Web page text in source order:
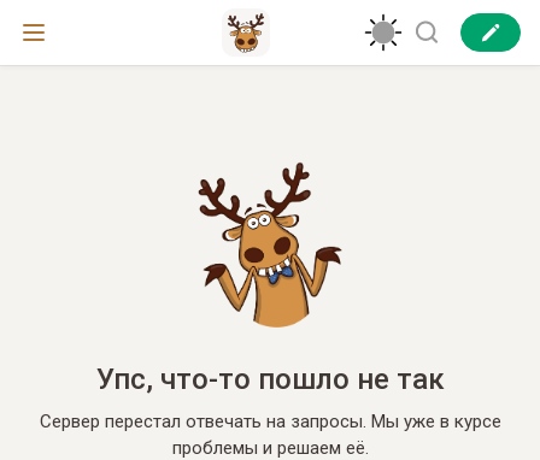
Упс, что-то пошло не так
Сервер перестал отвечать на запросы. Мы уже в курсе
проблемы и решаем её.